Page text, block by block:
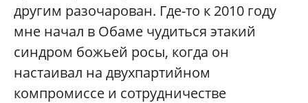
другим разочарован. Где-то к 2010 году
мне начал в Обаме чудиться этакий
синдром божьей росы, когда он
настаивал на двухпартийном
компромиссе и сотрудничестве